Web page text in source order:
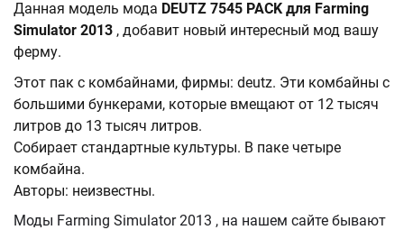
Данная модель мода DEUTZ 7545 PACK для Farming
Simulator 2013 , добавит новый интересный мод вашу
ферму.
Этот пак с комбайнами, фирмы: deutz. Эти комбайны с
большими бункерами, которые вмещают от 12 тысяч
литров до 13 тысяч литров.
Собирает стандартные культуры. В паке четыре
комбайна.
Авторы: неизвестны.
Моды Farming Simulator 2013 , на нашем сайте бывают